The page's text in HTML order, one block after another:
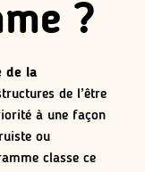
?
de la
de l’être
à une façon
ou
classe ce